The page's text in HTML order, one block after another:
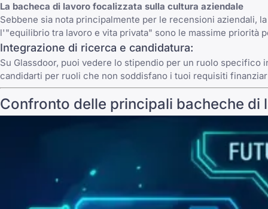
La bacheca di lavoro focalizzata sulla cultura aziendale
Sebbene sia nota principalmente per le recensioni aziendali,
l'"equilibrio tra lavoro e vita privata" sono le massime priorità
Integrazione di ricerca e candidatura:
Su Glassdoor, puoi vedere lo stipendio per un ruolo
candidarti per ruoli che non soddisfano i tuoi requisiti
Confronto delle principali bacheche di